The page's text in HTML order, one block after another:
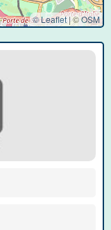
© Leaflet|©OSM